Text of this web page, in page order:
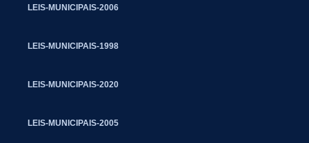
LEIS-MUNICIPAIS-2006
LEIS-MUNICIPAIS-1998
LEIS-MUNICIPAIS-2020
LEIS-MUNICIPAIS-2005